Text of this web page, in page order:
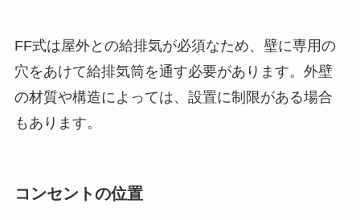
FF式は屋外との給排気が必須なため、壁に専用の
穴をあけて給排気筒を通す必要があります。外壁
の材質や構造によっては、設置に制限がある場合
もあります。
コンセントの位置